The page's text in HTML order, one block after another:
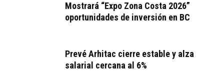
Mostrará “Expo Zona Costa 2026”
oportunidades de inversión en BC
Prevé Arhitac cierre estable y alza
salarial cercana al 6%